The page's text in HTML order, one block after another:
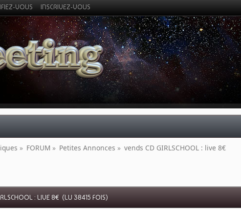
VOUS INSCRIVEZ-VOUS
» FORUM » Petites Annonces » vends CD GIRLSCHOOL : live 8€
: LIVE 8€ (LU 38415 FOIS)